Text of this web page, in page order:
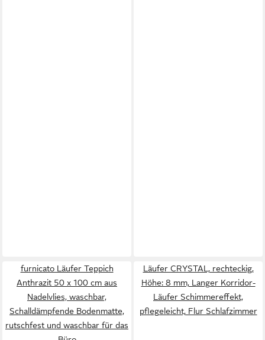
furnicato Läufer Teppich
Anthrazit 50 x 100 cm aus
Nadelvlies, waschbar,
Schalldämpfende Bodenmatte,
rutschfest und waschbar für das
Läufer CRYSTAL, rechteckig,
Höhe: 8 mm, Langer Korridor-
Läufer Schimmereffekt,
pflegeleicht, Flur Schlafzimmer